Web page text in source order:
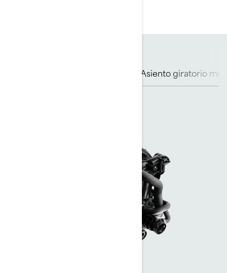
Asiento giratorio